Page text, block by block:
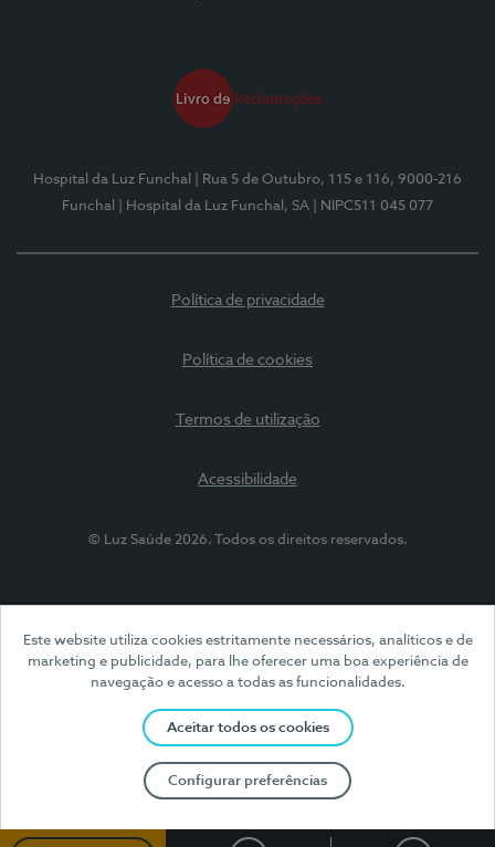
Este website utiliza cookies estritamente necessários, analíticos e de
marketing e publicidade, para lhe oferecer uma boa experiência de
navegação e acesso a todas as funcionalidades.
Aceitar todos os cookies
Configurar preferências
Hospital da Luz Funchal
| Rua 5 de Outubro, 115 e 116, 9000-216
Funchal
| Hospital da Luz Funchal, SA | NIPC511 045 077
Política de privacidade
Política de cookies
Termos de utilização
Acessibilidade
© Luz Saúde 2026. Todos os direitos reservados.